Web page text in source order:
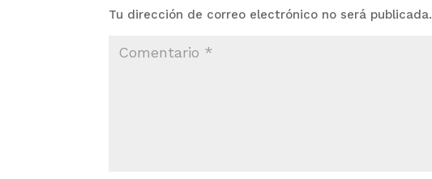
Tu dirección de correo electrónico no será publicada.